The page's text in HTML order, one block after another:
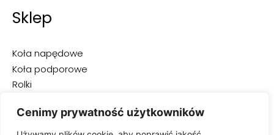
Cenimy prywatność użytkowników
Sklep
Koła napędowe
Koła podporowe
Rolki
Opony przemysłowe
Opony pełne